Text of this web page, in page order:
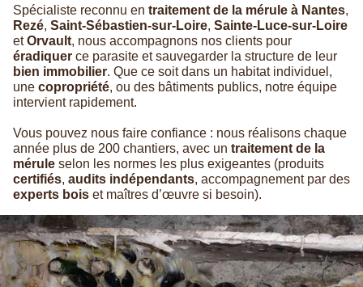
Spécialiste reconnu en traitement de la mérule à Nantes,
Rezé, Saint-Sébastien-sur-Loire, Sainte-Luce-sur-Loire
etOrvault, nous accompagnons nos clients pour
éradiquer ce parasite et sauvegarder la structure de leur
bien immobilier. Que ce soit dans un habitat individuel,
une copropriété, ou des bâtiments publics, notre équipe
intervient rapidement.
Vous pouvez nous faire confiance : nous réalisons chaque
année plus de 200 chantiers, avec un traitement de la
mérule selon les normes les plus exigeantes (produits
certifiés, audits indépendants, accompagnement par des
experts bois et maîtres d’œuvre si besoin).